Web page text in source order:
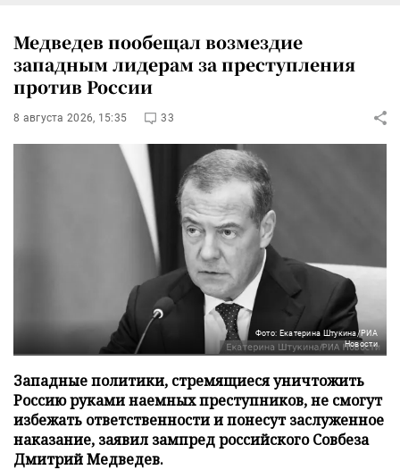
Медведев пообещал возмездие
западным лидерам за преступления
против России
8 августа 2026, 15:35 33
Фото: Екатерина Штукина/РИА
Новости
Западные политики, стремящиеся уничтожить
Россию руками наемных преступников, не смогут
избежать ответственности и понесут заслуженное
наказание, заявил зампред российского Совбеза
Дмитрий Медведев.